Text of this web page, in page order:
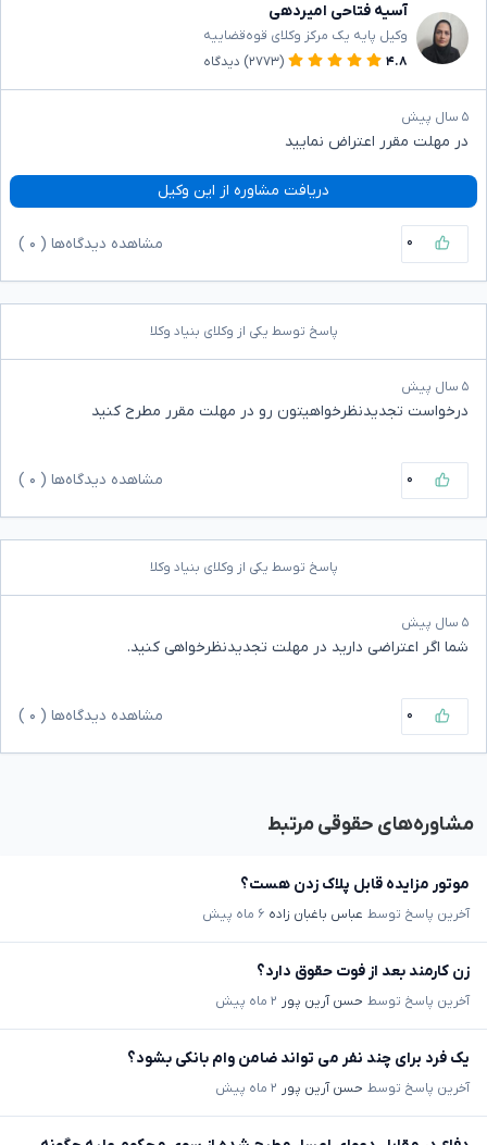
آسیه فتاحی امیردهی
وکیل پایه یک مرکز وکلای قوه‌قضاییه
۴.۸
(۲۷۷۳) دیدگاه
۵ سال پیش
در مهلت مقرر اعتراض نمایید
دریافت مشاوره از این وکیل
۰ مشاهده دیدگاه‌ها ( ۰
پاسخ توسط یکی از وکلای بنیاد وکلا
۵ سال پیش
درخواست تجدیدنظرخواهیتون رو در مهلت مقرر مطرح کنید
۰ مشاهده دیدگاه‌ها ( ۰
پاسخ توسط یکی از وکلای بنیاد وکلا
۵ سال پیش
شما اگر اعتراضی دارید در مهلت تجدیدنظرخواهی کنید.
۰ مشاهده دیدگاه‌ها ( ۰
مشاوره‌های حقوقی مرتبط
موتور مزایده قابل پلاک زدن هست؟
آخرین پاسخ توسط عباس باغبان زاده ۶ ماه پیش
زن کارمند بعد از فوت حقوق دارد؟
آخرین پاسخ توسط حسن آرین پور ۲ ماه پیش
یک فرد برای چند نفر می تواند ضامن وام بانکی بشود؟
آخرین پاسخ توسط حسن آرین پور ۲ ماه پیش